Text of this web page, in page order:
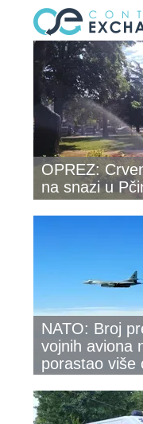
OPREZ:
na snazi u
NATO: Broj
vojnih aviona
porastao više